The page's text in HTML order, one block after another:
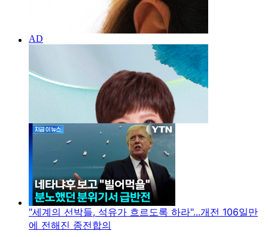
"세계의 선박들, 석유가 흐르도록 하라"...개전 106일만
에 전해진 종전합의